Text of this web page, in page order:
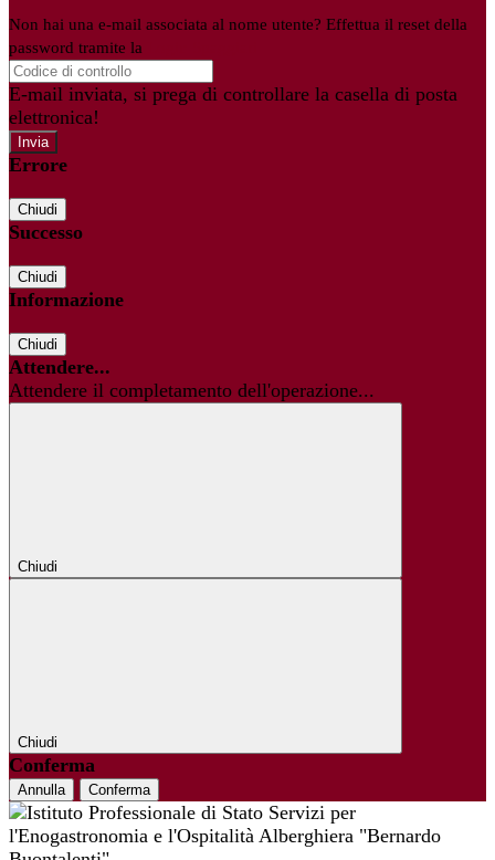
Non hai una e-mail associata al nome utente? Effettua il reset della
password tramite la
E-mail inviata, si prega di controllare la casella di posta
elettronica!
Errore
Chiudi
Successo
Chiudi
Informazione
Chiudi
Attendere...
Attendere il completamento dell'operazione...
Chiudi
Chiudi
Conferma
Annulla Conferma